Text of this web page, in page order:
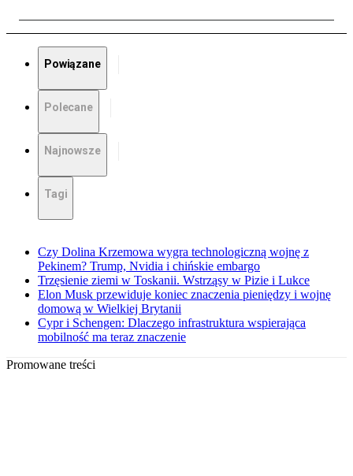
Powiązane
Polecane
Najnowsze
Tagi
Czy Dolina Krzemowa wygra technologiczną wojnę z
Pekinem? Trump, Nvidia i chińskie embargo
Trzęsienie ziemi w Toskanii. Wstrząsy w Pizie i Lukce
Elon Musk przewiduje koniec znaczenia pieniędzy i wojnę
domową w Wielkiej Brytanii
Cypr i Schengen: Dlaczego infrastruktura wspierająca
mobilność ma teraz znaczenie
Promowane treści